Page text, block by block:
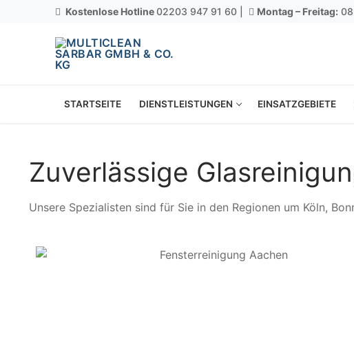
Kostenlose Hotline02203 947 91 60 | Montag – Freitag:
STARTSEITE DIENSTLEISTUNGEN EINSATZGEBIETE
Zuverlässige
Unsere Spezialisten sind für Sie in den Regionen um Köln,